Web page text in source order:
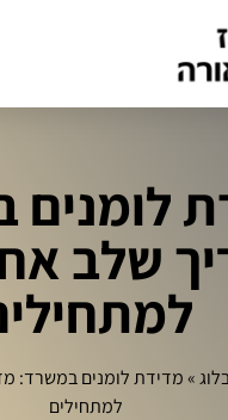
שלב
»מדידת לומנים במשרד:
למתחילים